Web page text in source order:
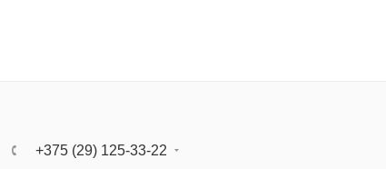
+375 (29) 125-33-22